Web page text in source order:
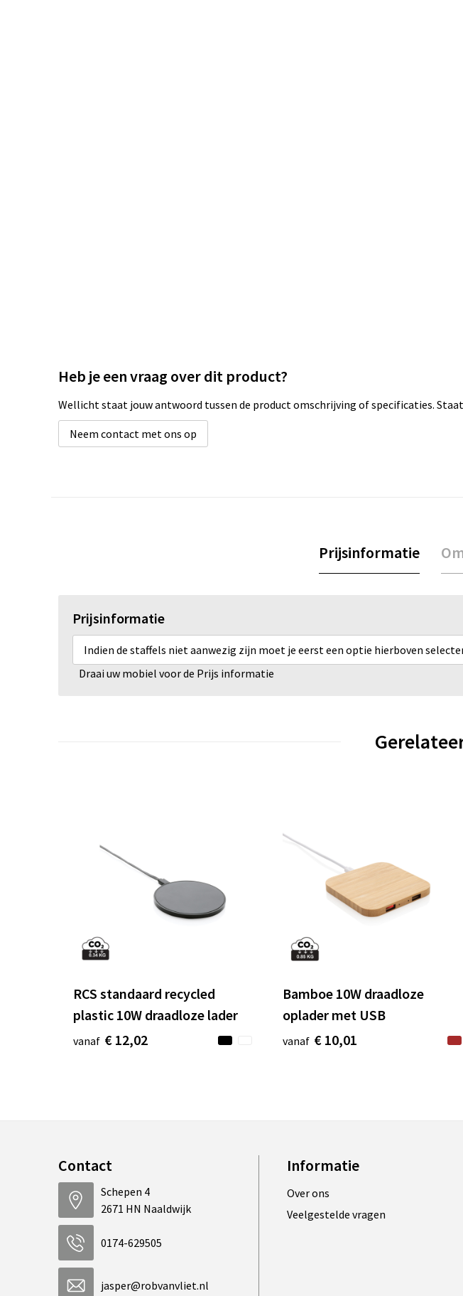
Heb je een vraag over dit product?
Wellicht staat jouw antwoord tussen de product omschrijving of specificaties.
Neem contact met ons op
Prijsinformatie
Prijsinformatie
Indien de staffels niet aanwezig zijn moet je eerst een optie hierboven
Draai uw mobiel voor de Prijs informatie
RCS standaard recycled
plastic 10W draadloze lader
vanaf € 12,02
Bamboe 10W draadloze
oplader met USB
vanaf € 10,01
Contact
Schepen 4
2671 HN Naaldwijk
0174-629505
jasper@robvanvliet.nl
Informatie
Over ons
Veelgestelde vragen